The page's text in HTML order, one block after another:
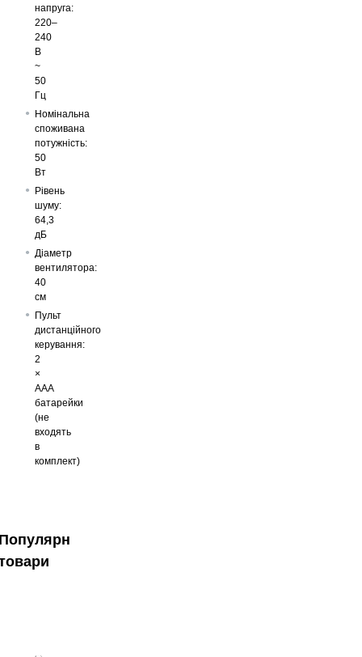
напруга:
220–
240
В
~
50
Гц
Номінальна
споживана
потужність:
50
Вт
Рівень
шуму:
64,3
дБ
Діаметр
вентилятора:
40
см
Пульт
дистанційного
керування:
2
×
ААА
батарейки
(не
входять
в
комплект)